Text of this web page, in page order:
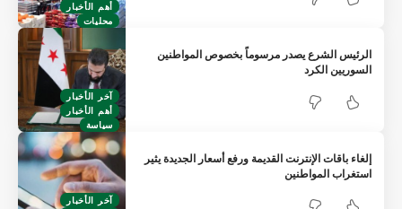
أهم الأخبار
محليات
آخر الأخبار
أهم الأخبار
سياسة
الرئيس الشرع يصدر مرسوماً بخصوص المواطنين
السوريين الكرد
آخر الأخبار
إلغاء باقات الإنترنت القديمة ورفع أسعار الجديدة يثير
استغراب المواطنين